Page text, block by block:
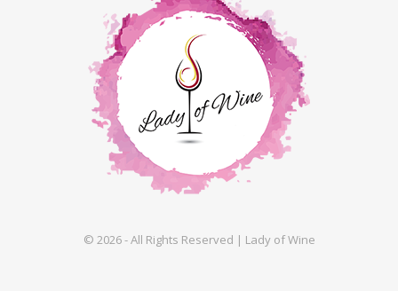
© 2026 - All Rights Reserved | Lady of Wine